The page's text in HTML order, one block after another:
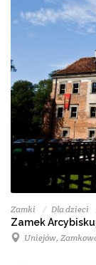
Zamki Dla dzieci
Zamek
Uniejów,